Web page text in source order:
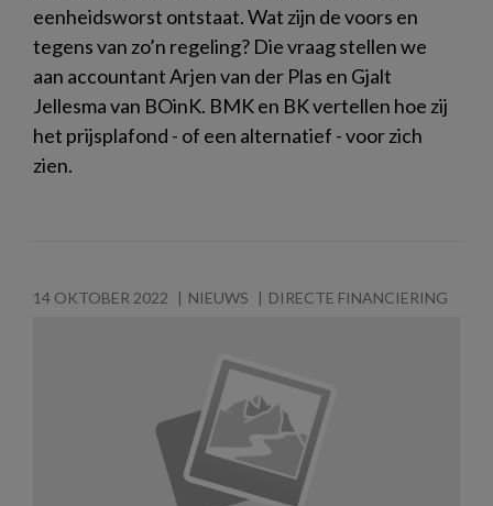
eenheidsworst ontstaat. Wat zijn de voors en
tegens van zo’n regeling? Die vraag stellen we
aan accountant Arjen van der Plas en Gjalt
Jellesma van BOinK. BMK en BK vertellen hoe zij
het prijsplafond - of een alternatief - voor zich
zien.
14 OKTOBER 2022 NIEUWS DIRECTE FINANCIERING